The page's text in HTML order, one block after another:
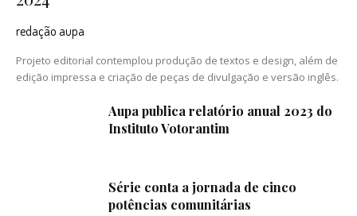
redação aupa
Projeto editorial contemplou produção de textos e design, além de
edição impressa e criação de peças de divulgação e versão inglês.
Aupa publica relatório anual 2023 do
Instituto Votorantim
Série conta a jornada de cinco
potências comunitárias